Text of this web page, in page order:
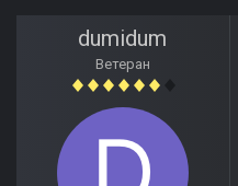
dumidum
Ветеран